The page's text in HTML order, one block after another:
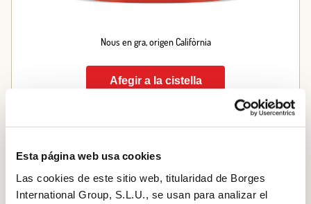
Esta página web usa cookies
Las cookies de este sitio web, titularidad de Borges
International Group, S.L.U., se usan para analizar el
Nous en gra, origen Califòrnia
Afegir a la cistella